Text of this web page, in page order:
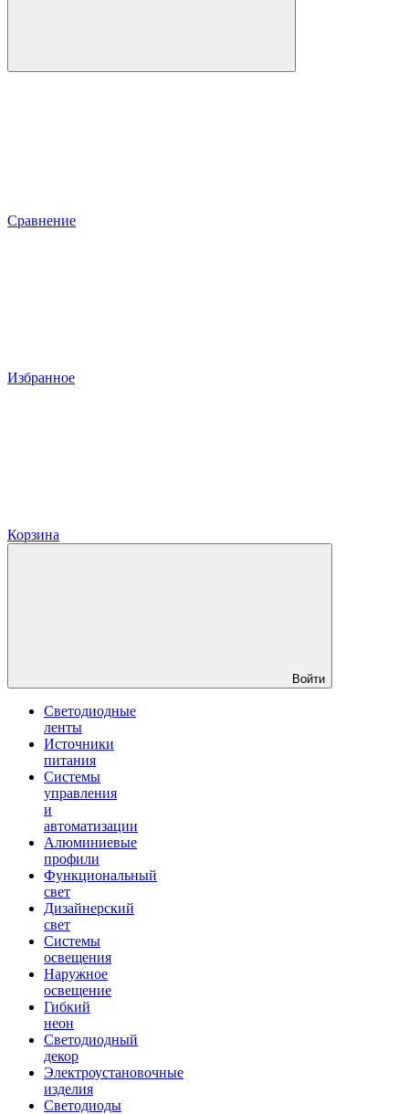
Сравнение
Избранное
Корзина
Войти
Светодиодные
ленты
Источники
питания
Системы
управления
и
автоматизации
Алюминиевые
профили
Функциональный
свет
Дизайнерский
свет
Системы
освещения
Наружное
освещение
Гибкий
неон
Светодиодный
декор
Электроустановочные
изделия
Светодиоды